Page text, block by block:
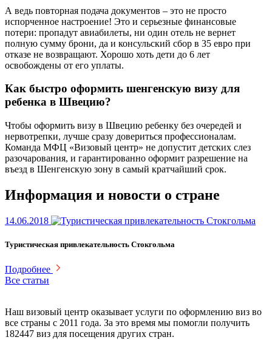
А ведь повторная подача документов – это не просто
испорченное настроение! Это и серьезные финансовые
потери: пропадут авиабилеты, ни один отель не вернет
полную сумму брони, да и консульский сбор в 35 евро при
отказе не возвращают. Хорошо хоть дети до 6 лет
освобождены от его уплаты.
Как быстро оформить шенгенскую визу для
ребенка в Швецию?
Чтобы оформить визу в Швецию ребенку без очередей и
нервотрепки, лучше сразу довериться профессионалам.
Команда МФЦ «Визовый центр» не допустит детских слез
разочарования, и гарантированно оформит разрешение на
въезд в Шенгенскую зону в самый кратчайший срок.
Информация и новости о стране
14.06.2018
Туристическая привлекательность Стокгольма
Подробнее
Все статьи
Наш визовый центр оказывает услуги по оформлению виз во
все страны с 2011 года. За это время мы помогли получить
182447 виз для посещения других стран.